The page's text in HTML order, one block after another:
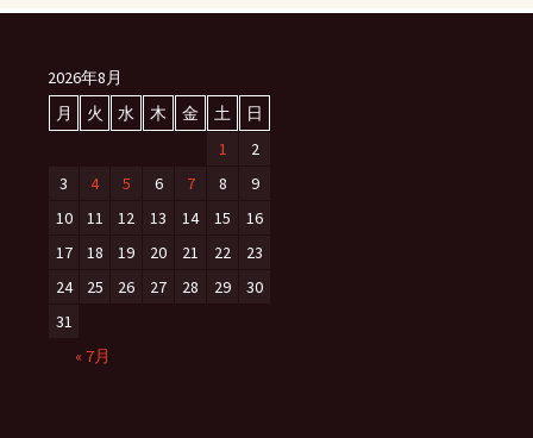
2026年8月
月
火 水 木 金 土
日
1
2
3
4 5 6 7 8
9
10
11 12 13 14 15
16
17
18 19 20 21 22
23
24
25 26 27 28 29
30
31
« 7月